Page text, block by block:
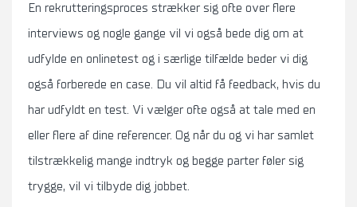
En rekrutteringsproces strækker sig ofte over flere
interviews og nogle gange vil vi også bede dig om at
udfylde en onlinetest og i særlige tilfælde beder vi dig
også forberede en case. Du vil altid få feedback, hvis du
har udfyldt en test. Vi vælger ofte også at tale med en
eller flere af dine referencer. Og når du og vi har samlet
tilstrækkelig mange indtryk og begge parter føler sig
trygge, vil vi tilbyde dig jobbet.